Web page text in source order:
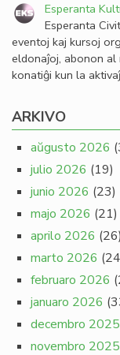
Esperanta
Esperanta
eventoj kaj kursoj
eldonaĵoj, abonon al
konatiĝi kun la
ARKIVO
aŭgusto 2026
julio 2026 (19)
junio 2026 (23)
majo 2026 (21)
aprilo 2026 (26)
marto 2026
februaro 2026
januaro 2026
decembro 2025
novembro 2025